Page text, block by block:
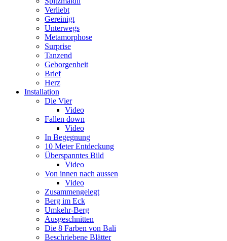
Verliebt
Gereinigt
Unterwegs
Metamorphose
Surprise
Tanzend
Geborgenheit
Brief
Herz
Installation
Die Vier
Video
Fallen down
Video
In Begegnung
10 Meter Entdeckung
Überspanntes Bild
Video
Von innen nach aussen
Video
Zusammengelegt
Berg im Eck
Umkehr-Berg
Ausgeschnitten
Die 8 Farben von Bali
Beschriebene Blätter